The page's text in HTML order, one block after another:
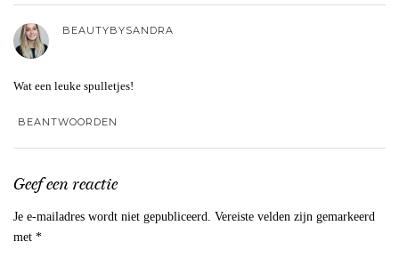
BEAUTYBYSANDRA
Wat een leuke spulletjes!
BEANTWOORDEN
Geef een reactie
Je e-mailadres wordt niet gepubliceerd. Vereiste velden zijn gemarkeerd
met *